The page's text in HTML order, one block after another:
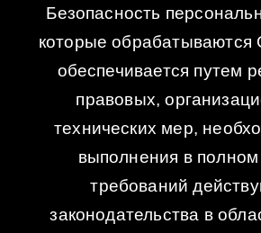
Безопасность
которые обрабатываются
обеспечивается путем
правовых,
технических мер,
выполнения в
требований
законодательства в